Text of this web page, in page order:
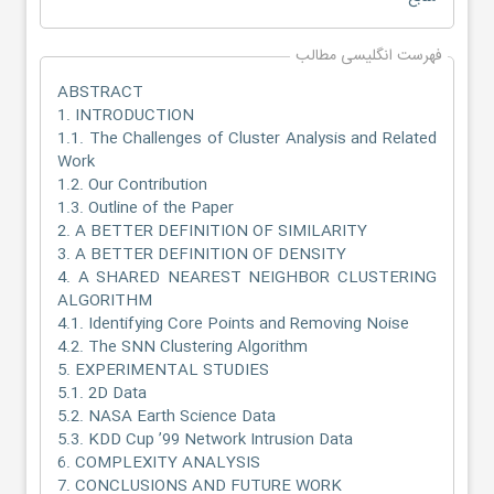
فهرست انگلیسی مطالب
ABSTRACT
1. INTRODUCTION
1.1. The Challenges of Cluster Analysis and Related
Work
1.2. Our Contribution
1.3. Outline of the Paper
2. A BETTER DEFINITION OF SIMILARITY
3. A BETTER DEFINITION OF DENSITY
4. A SHARED NEAREST NEIGHBOR CLUSTERING
ALGORITHM
4.1. Identifying Core Points and Removing Noise
4.2. The SNN Clustering Algorithm
5. EXPERIMENTAL STUDIES
5.1. 2D Data
5.2. NASA Earth Science Data
5.3. KDD Cup ’99 Network Intrusion Data
6. COMPLEXITY ANALYSIS
7. CONCLUSIONS AND FUTURE WORK